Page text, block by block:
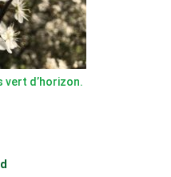
vert d’horizon.